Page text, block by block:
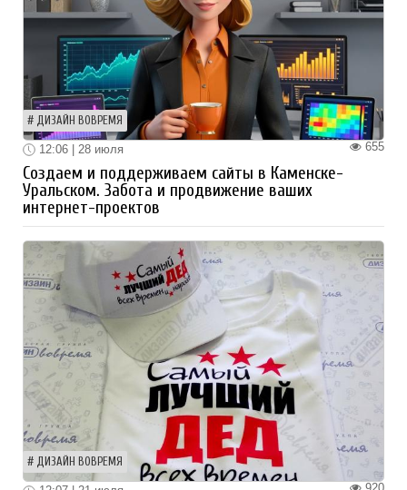
ДИЗАЙН ВОВРЕМЯ
655
12:06 | 28 июля
Создаем и поддерживаем сайты в Каменске-
Уральском. Забота и продвижение ваших
интернет-проектов
ДИЗАЙН ВОВРЕМЯ